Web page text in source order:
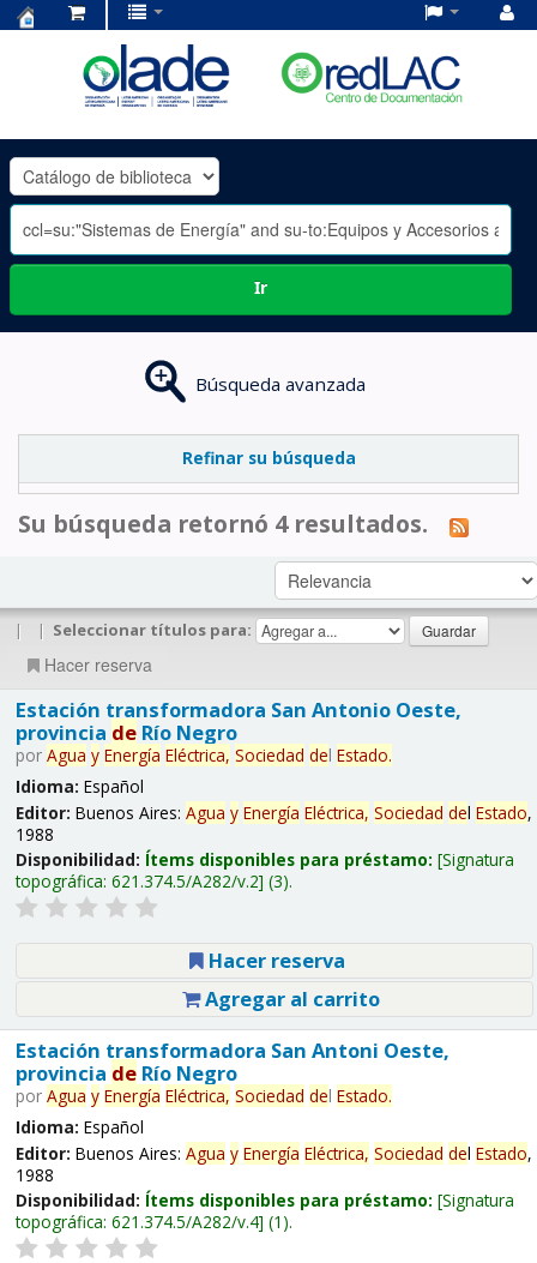
OLADE
-
Ir
Búsqueda avanzada
Refinar su búsqueda
Su búsqueda retornó 4 resultados.
| | Seleccionar títulos para:
Hacer reserva
Estación transformadora San Antonio Oeste,
provincia deRío Negro
por Agua y Energía Eléctrica, Sociedad del Estado.
Idioma: Español
Editor: Buenos Aires: Agua y Energía Eléctrica, Sociedad del Estado,
1988
Disponibilidad: Ítems disponibles para préstamo: Signatura
topográfica: 621.374.5/A282/v.2 (3).
Hacer reserva
Agregar al carrito
Estación transformadora San Antoni Oeste,
provincia deRío Negro
por Agua y Energía Eléctrica, Sociedad del Estado.
Idioma: Español
Editor: Buenos Aires: Agua y Energía Eléctrica, Sociedad del Estado,
1988
Disponibilidad: Ítems disponibles para préstamo: Signatura
topográfica: 621.374.5/A282/v.4 (1).